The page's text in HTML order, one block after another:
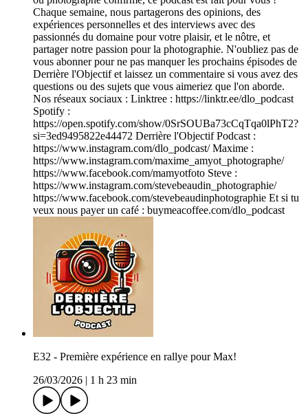
Chaque semaine, nous partagerons des opinions, des
expériences personnelles et des interviews avec des
passionnés du domaine pour votre plaisir, et le nôtre, et
partager notre passion pour la photographie. N'oubliez pas de
vous abonner pour ne pas manquer les prochains épisodes de
Derrière l'Objectif et laissez un commentaire si vous avez des
questions ou des sujets que vous aimeriez que l'on aborde.
Nos réseaux sociaux : Linktree : https://linktr.ee/dlo_podcast
Spotify :
https://open.spotify.com/show/0SrSOUBa73cCqTqa0lPhT2?
si=3ed9495822e44472 Derrière l'Objectif Podcast :
https://www.instagram.com/dlo_podcast/ Maxime :
https://www.instagram.com/maxime_amyot_photographe/
https://www.facebook.com/mamyotfoto Steve :
https://www.instagram.com/stevebeaudin_photographie/
https://www.facebook.com/stevebeaudinphotographie Et si tu
veux nous payer un café : buymeacoffee.com/dlo_podcast
E32 - Première expérience en rallye pour Max!
26/03/2026
1 h 23 min